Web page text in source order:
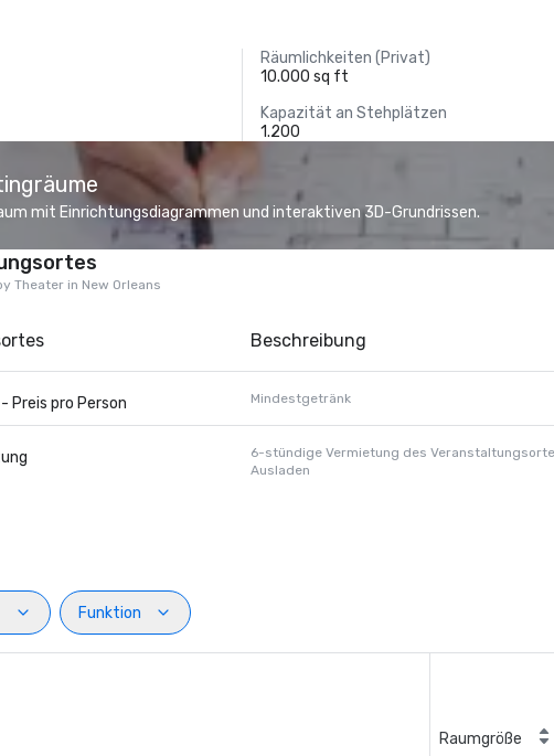
Räumlichkeiten (Privat)
10.000 sq ft
Kapazität an Stehplätzen
1.200
mit Einrichtungsdiagrammen und interaktiven 3D-Grundrissen.
Theater in New Orleans
Beschreibung
Preis pro Person Mindestgetränk
6-stündige Vermietung des
Ausladen
Funktion
Raumgröße